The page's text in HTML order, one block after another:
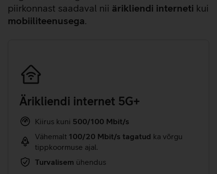
piirkonnast saadaval nii ärikliendi interneti kui
mobiiliteenusega.
Ärikliendi internet 5G+
Kiirus kuni 500/100 Mbit/s
Vähemalt 100/20 Mbit/s tagatud ka võrgu
tippkoormuse ajal.
Turvalisem ühendus